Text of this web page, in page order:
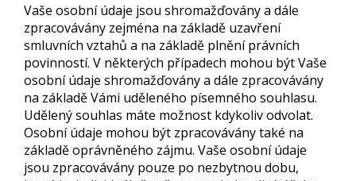
Vaše osobní údaje jsou shromažďovány a dále
zpracovávány zejména na základě uzavření
smluvních vztahů a na základě plnění právních
povinností. V některých případech mohou být Vaše
osobní údaje shromažďovány a dále zpracovávány
na základě Vámi uděleného písemného souhlasu.
Udělený souhlas máte možnost kdykoliv odvolat.
Osobní údaje mohou být zpracovávány také na
základě oprávněného zájmu. Vaše osobní údaje
jsou zpracovávány pouze po nezbytnou dobu,